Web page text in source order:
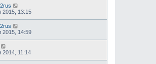
2015, 13:15
2015, 14:59
2014, 11:14